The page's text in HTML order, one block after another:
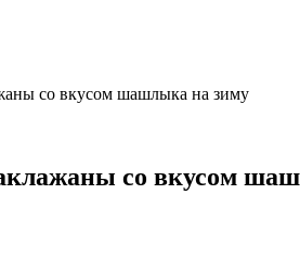
со вкусом шашлыка на зиму
со вкусом